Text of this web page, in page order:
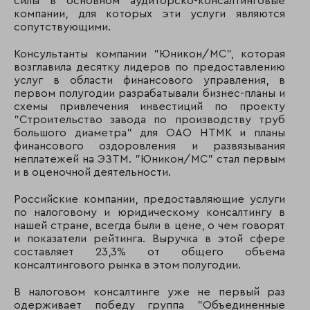
компании, для которых эти услуги являются
сопутствующими.
Консультанты компании "Юникон/МС", которая
возглавила десятку лидеров по предоставлению
услуг в области финансового управления, в
первом полугодии разрабатывали бизнес-планы и
схемы привлечения инвестиций по проекту
"Строительство завода по производству труб
большого диаметра" для ОАО НТМК и планы
финансового оздоровления и развязывания
неплатежей на ЭЗТМ. "Юникон/МС" стал первым
и в оценочной деятельности.
Российские компании, предоставляющие услуги
по налоговому и юридическому консалтингу в
нашей стране, всегда были в цене, о чем говорят
и показатели рейтинга. Выручка в этой сфере
составляет 23,3% от общего объема
консалтингового рынка в этом полугодии.
В налоговом консалтинге уже не первый раз
одерживает победу группа "Объединенные